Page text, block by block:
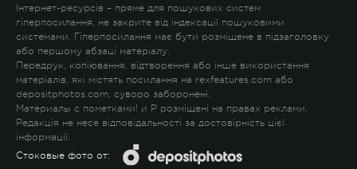
Інтернет-ресурсів – пряме для пошукових систем
гіперпосилання, не закрите від індексації пошуковими
системами. Гіперпосилання має бути розміщене в підзаголовку
або першому абзаці матеріалу.
Передрук, копіювання, відтворення або інше використання
матеріалів, які містять посилання на rexfeatures.com або
depositphotos.com, суворо заборонені.
Материалы с пометками! и P розміщені на правах реклами.
Редакція не несе відповідальності за достовірність цієї
інформації.
Стоковые фото от: